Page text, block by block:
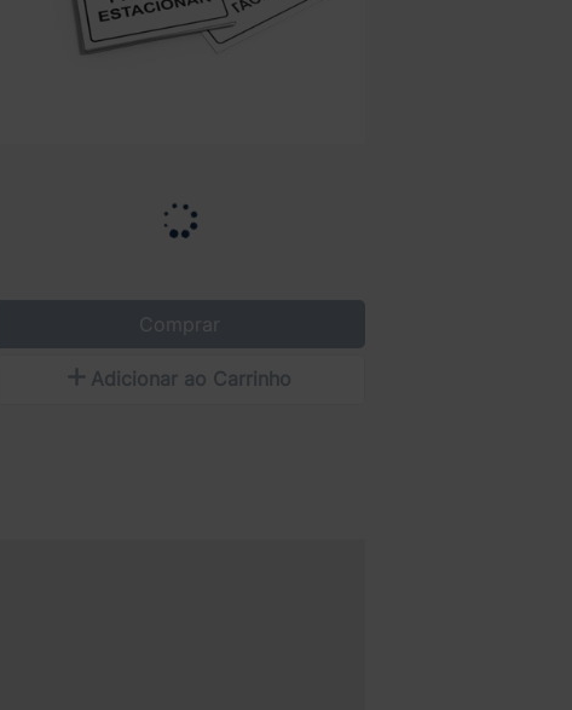
Comprar
Adicionar ao Carrinho